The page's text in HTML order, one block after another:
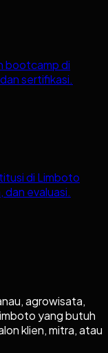
bootcamp di
sertifikasi.
di Limboto
dan evaluasi.
agrowisata,
yang butuh
klien, mitra, atau